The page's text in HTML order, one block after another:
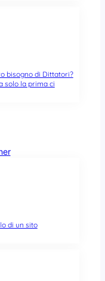
bisogno di Dittatori?
solo la prima ci
di un sito